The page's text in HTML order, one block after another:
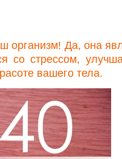
организм! Да, она
со стрессом,
вашего тела.